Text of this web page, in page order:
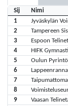
Sij Nimi
1
Jyväskylän
2
Tampereen
3
Espoon
4
HIFK
5
Oulun
6
7
8
9
Vaasan